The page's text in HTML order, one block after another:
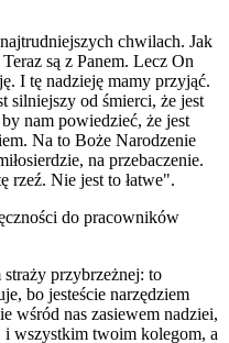
chwilach. Jak
są z Panem. Lecz On
I tę nadzieję mamy przyjąć.
silniejszy od śmierci, że jest
nam powiedzieć, że jest
Na to Boże Narodzenie
na przebaczenie.
rzeź. Nie jest to łatwe".
do pracowników
straży przybrzeżnej: to
bo jesteście narzędziem
wśród nas zasiewem nadziei,
i wszystkim twoim kolegom, a